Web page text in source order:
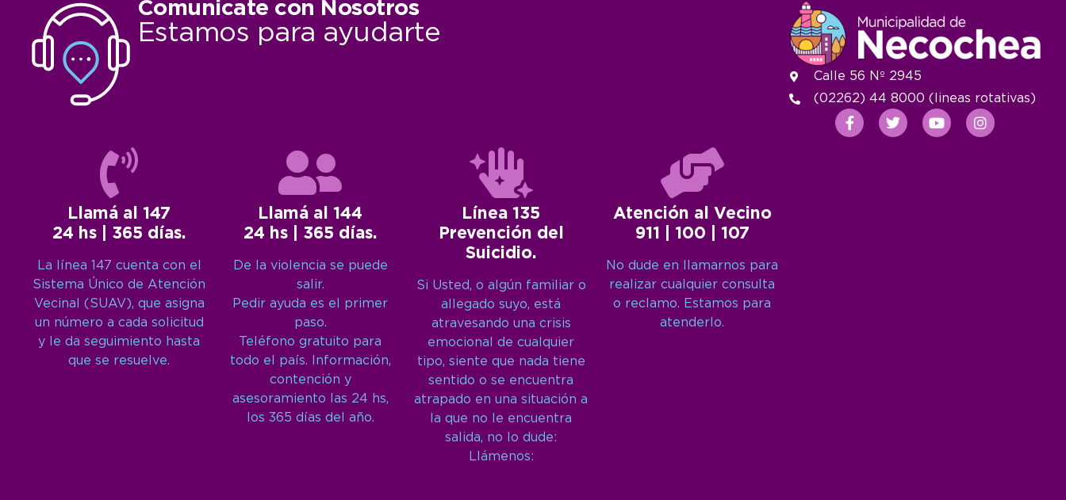
Comunicate con Nosotros
Estamos para ayudarte
Llamá al 147
24 hs | 365 días.
La línea 147 cuenta con el
Sistema Único de Atención
Vecinal (SUAV), que asigna
un número a cada solicitud
y le da seguimiento hasta
que se resuelve.
Llamá al 144
24 hs | 365 días.
De la violencia se puede
salir.
Pedir ayuda es el primer
paso.
Teléfono gratuito para
todo el país. Información,
contención y
asesoramiento las 24 hs,
los 365 días del año.
Línea 135
Prevención del
Suicidio.
Si Usted, o algún familiar o
allegado suyo, está
atravesando una crisis
emocional de cualquier
tipo, siente que nada tiene
sentido o se encuentra
atrapado en una situación a
la que no le encuentra
salida, no lo dude:
Llámenos:
Atención al Vecino
911 | 100 | 107
No dude en llamarnos para
realizar cualquier consulta
o reclamo. Estamos para
atenderlo.
Calle 56 Nº 2945
(02262) 44 8000 (lineas rotativas)